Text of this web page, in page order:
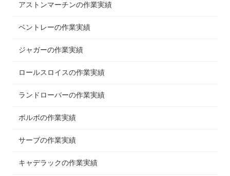
アストンマーチンの作業実績
ベントレーの作業実績
ジャガーの作業実績
ロールスロイスの作業実績
ランドローバーの作業実績
ボルボの作業実績
サーブの作業実績
キャデラックの作業実績